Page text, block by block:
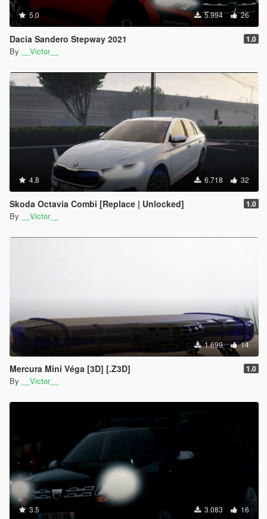
5.0 5.994 26
Dacia Sandero Stepway 2021 1.0
By __Victor__
4.8 6.718 32
Skoda Octavia Combi [Replace | Unlocked] 1.0
By __Victor__
1.699 14
Mercura Mini Véga [3D] [.Z3D] 1.0
By __Victor__
3.5 3.083 16